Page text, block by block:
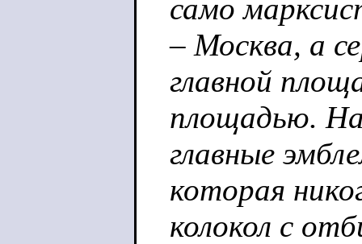
само
– Москва, а
главной
площадью.
главные
которая
колокол с